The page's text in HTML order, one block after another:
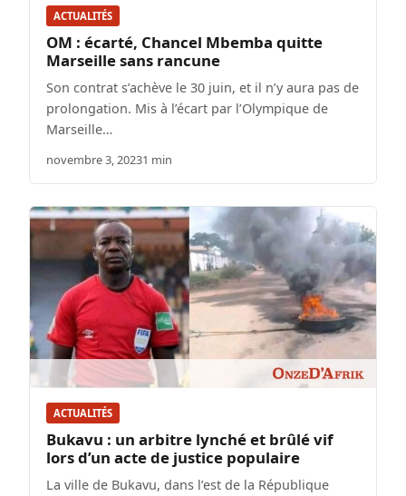
ACTUALITÉS
OM : écarté, Chancel Mbemba quitte
Marseille sans rancune
Son contrat s’achève le 30 juin, et il n’y aura pas de
prolongation. Mis à l’écart par l’Olympique de
Marseille…
novembre 3, 20231 min
ACTUALITÉS
Bukavu : un arbitre lynché et brûlé vif
lors d’un acte de justice populaire
La ville de Bukavu, dans l’est de la République